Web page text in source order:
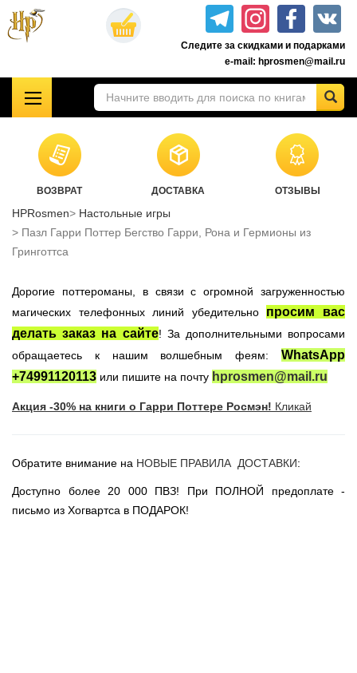
Перейти
Следите за скидками и подарками
e-mail: hprosmen@mail.ru
Комплекты книг о Гарри Поттере
Акционные товары к комплекту 7 книг Росмэн
Учебники Хогвартса
Настольные игры
Атрибутика Гарри Поттер
Новогодние игрушки
АКЦИИ САЙТА
Властелин Колец
Вселенная DC
Вселенная MARVEL
ВОЗВРАТ ДОСТАВКА ОТЗЫВЫ
HPRosmen
Настольные игры
Пазл Гарри Поттер Бегство Гарри, Рона и Гермионы из
Гринготтса
Дорогие поттероманы, в связи с огромной загруженностью
магических телефонных линий убедительно просим вас
делать заказ на сайте! За дополнительными вопросами
обращаетесь к нашим волшебным феям:
WhatsApp
+74991120113 или пишите на почту hprosmen@mail.ru
Акция -30% на книги о Гарри Поттере Росмэн! Кликай
Обратите внимание на НОВЫЕ ПРАВИЛА ДОСТАВКИ:
Доступно более 20 000 ПВЗ! При ПОЛНОЙ предоплате -
письмо из Хогвартса в ПОДАРОК!